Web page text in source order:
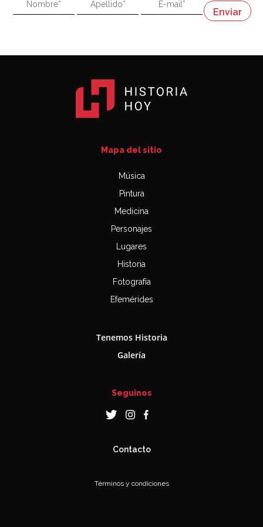
Napoleón
Mapa del sitio
Música
Pintura
Medicina
Personajes
Lugares
Historia
Fotografía
Efemérides
Tenemos Historia
Galería
Seguinos
Contacto
Términos y condiciones